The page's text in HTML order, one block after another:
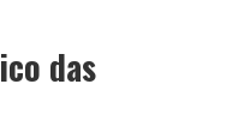
das